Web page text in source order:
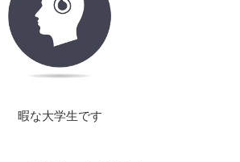
暇な大学生です